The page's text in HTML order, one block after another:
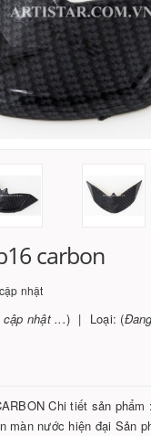
carbon
nhật
nhật ...) Loại: (
Chi tiết sản phẩm
màn nước hiện đại Sản